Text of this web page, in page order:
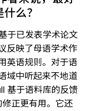
么？
于已发表学术论文
反映了母语学术作
英语规则。对于语
域中听起来不地道
基于语料库的反馈
正更有用。它还